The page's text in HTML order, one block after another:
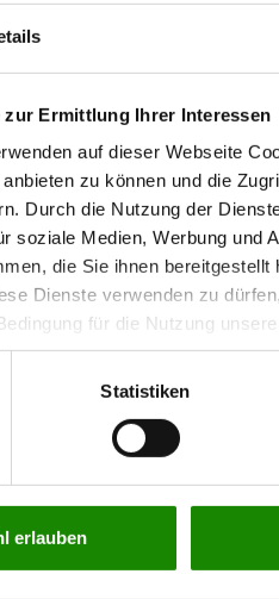
Ermittlung Ihrer Interessen
auf dieser Webseite
zu können und die
Durch die Nutzung der
soziale Medien, Werbung und
die Sie ihnen bereitgestellt
Dienste verwenden zu
für die Nutzung
anpassen. Weitere
unserer
Statistiken
erlauben